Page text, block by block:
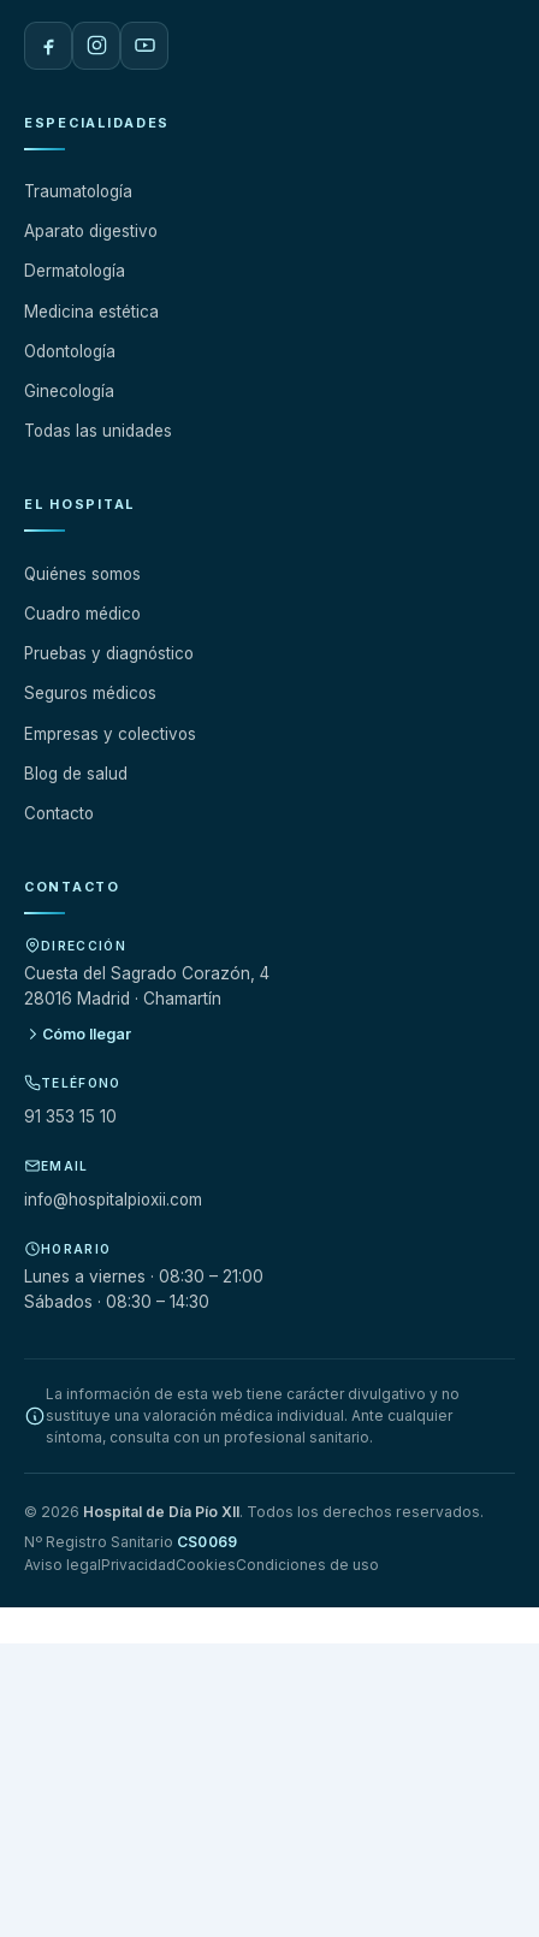
ESPECIALIDADES
Traumatología
Aparato digestivo
Dermatología
Medicina estética
Odontología
Ginecología
Todas las unidades
EL HOSPITAL
Quiénes somos
Cuadro médico
Pruebas y diagnóstico
Seguros médicos
Empresas y colectivos
Blog de salud
Contacto
CONTACTO
DIRECCIÓN
Cuesta del Sagrado Corazón, 4
28016 Madrid · Chamartín
Cómo llegar
TELÉFONO
91 353 15 10
EMAIL
info@hospitalpioxii.com
HORARIO
Lunes a viernes · 08:30 – 21:00
Sábados · 08:30 – 14:30
La información de esta web tiene carácter divulgativo y no
sustituye una valoración médica individual. Ante cualquier
síntoma, consulta con un profesional sanitario.
© 2026 Hospital de Día Pío XII. Todos los derechos reservados.
Nº Registro Sanitario CS0069
Aviso legalPrivacidadCookiesCondiciones de uso